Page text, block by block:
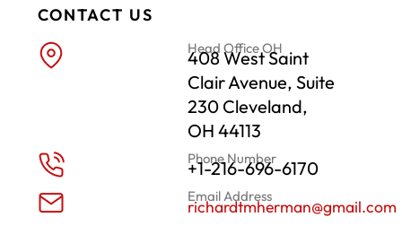
CONTACT US
Head Office OH
408 West Saint
Clair Avenue, Suite
230 Cleveland,
OH 44113
Phone Number
+1-216-696-6170
Email Address
richardtmherman@gmail.com